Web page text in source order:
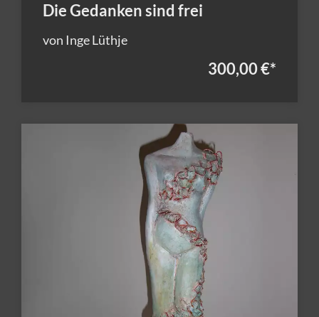
Die Gedanken sind frei
von Inge Lüthje
300,00 €*